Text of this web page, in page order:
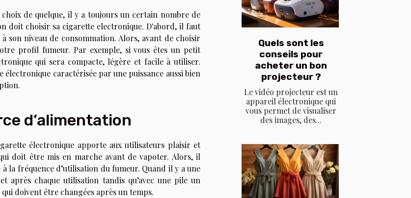
de quelque, il y a toujours un certain nombre de
doit choisir sa cigarette electronique. D'abord, il faut
niveau de consommation. Alors, avant de choisir
profil fumeur. Par exemple, si vous êtes un petit
qui sera compacte, légère et facile à utiliser.
caractérisée par une puissance aussi bien
d’alimentation
électronique apporte aux utilisateurs plaisir et
doit être mis en marche avant de vapoter. Alors, il
la fréquence d’utilisation du fumeur. Quand il y a une
après chaque utilisation tandis qu’avec une pile un
doivent être changées après un temps.
Quels sont les
conseils pour
acheter un bon
projecteur ?
Le vidéo projecteur est un
appareil électronique qui
vous permet de visualiser
des images, des...